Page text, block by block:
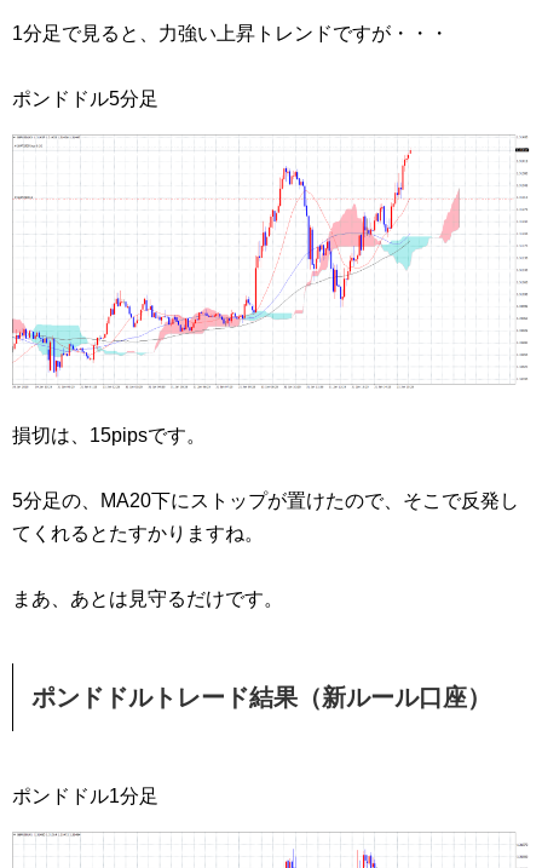
1分足で見ると、力強い上昇トレンドですが・・・
ポンドドル5分足
損切は、15pipsです。
5分足の、MA20下にストップが置けたので、そこで反発し
てくれるとたすかりますね。
まあ、あとは見守るだけです。
ポンドドルトレード結果（新ルール口座）
ポンドドル1分足